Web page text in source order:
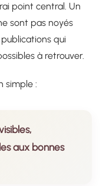
point central. Un
sont pas noyés
qui
à retrouver.
simple :
aux bonnes